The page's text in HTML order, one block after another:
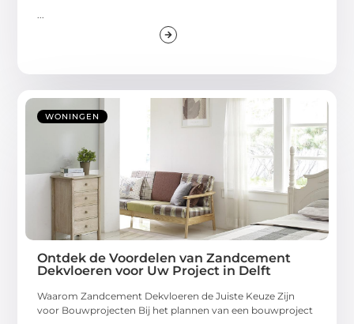
...
WONINGEN
Ontdek de Voordelen van Zandcement
Dekvloeren voor Uw Project in Delft
Waarom Zandcement Dekvloeren de Juiste Keuze Zijn
voor Bouwprojecten Bij het plannen van een bouwproject